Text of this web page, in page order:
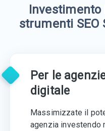
strumenti SEO
Per le
digitale
Massimizzate il
agenzia investendo